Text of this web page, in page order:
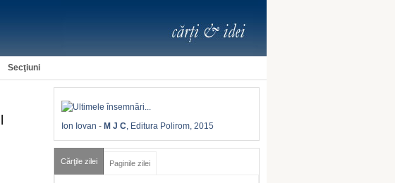
Secţiuni
Ion Iovan - M J C, Editura Polirom, 2015
Cărţile zilei Paginile zilei